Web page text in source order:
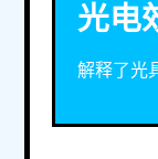
光电
解释了光